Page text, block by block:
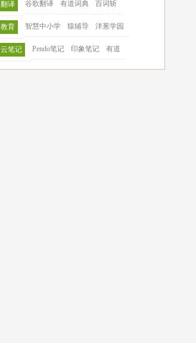
翻译 谷歌翻译 有道词典 百词斩
教育 智慧中小学 猿辅导 洋葱学园
云笔记 Pendo笔记 印象笔记 有道